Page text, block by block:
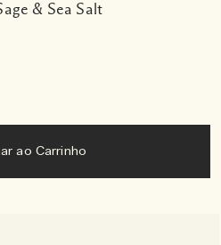
& Sea Salt
ao Carrinho